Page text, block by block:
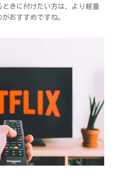
きに付けたい方は、より軽量
おすすめですね。